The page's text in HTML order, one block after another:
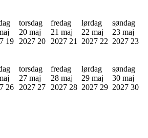
19
torsdag
20 maj
2027 20
fredag
21 maj
2027 21
lørdag
22 maj
2027 22
søndag
23 maj
2027 23
26
torsdag
27 maj
2027 27
fredag
28 maj
2027 28
lørdag
29 maj
2027 29
søndag
30 maj
2027 30